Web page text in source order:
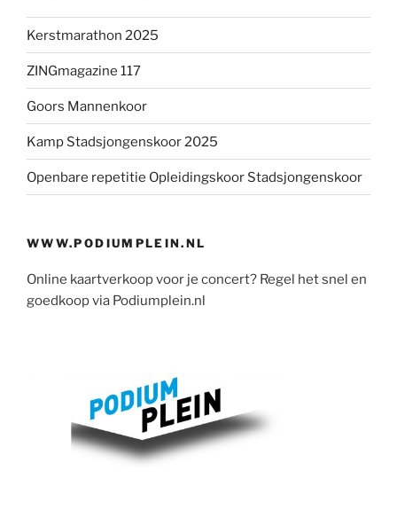
Kerstmarathon 2025
ZINGmagazine 117
Goors Mannenkoor
Kamp Stadsjongenskoor 2025
Openbare repetitie Opleidingskoor Stadsjongenskoor
WWW.PODIUMPLEIN.NL
Online kaartverkoop voor je concert? Regel het snel en
goedkoop via Podiumplein.nl